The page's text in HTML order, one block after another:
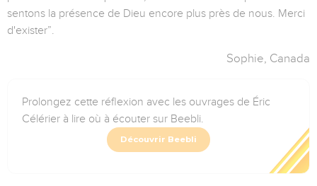
sentons la présence de Dieu encore plus près de nous. Merci
d'exister”.
Sophie, Canada
Prolongez cette réflexion avec les ouvrages de Éric
Célérier à lire où à écouter sur Beebli.
Découvrir Beebli